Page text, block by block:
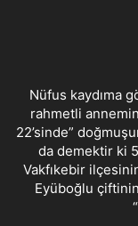
Nüfus kaydıma
rahmetli
22’sinde”
da demektir ki
Vakfıkebir
Eyüboğlu